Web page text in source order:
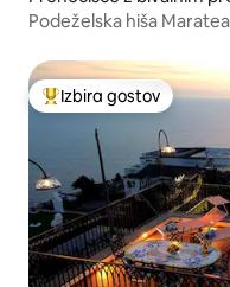
Podeželska hiša
Najbolj priljubljena
Izbira gostov